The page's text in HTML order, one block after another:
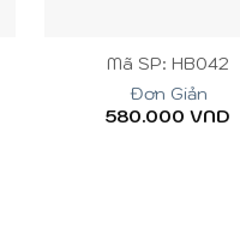
Mã SP: HB042
Đơn Giản
580.000 VND